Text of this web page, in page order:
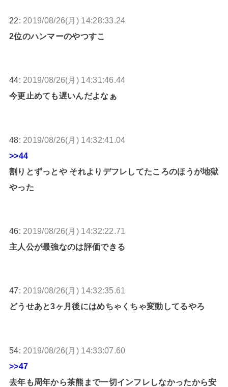
22: 2019/08/26(月) 14:28:33.24
2位のハンマーのやつすこ
44: 2019/08/26(月) 14:31:46.44
今更止めても遅いんだよなぁ
48: 2019/08/26(月) 14:32:41.04
>>44
割りとずっとや それよりデフレしてたころのほうが地獄
やった
46: 2019/08/26(月) 14:32:22.71
主人公が最強なのは評価できる
47: 2019/08/26(月) 14:32:35.61
どうせあと3ヶ月後にはめちゃくちゃ変動してるやろ
54: 2019/08/26(月) 14:33:07.60
>>47
去年も周年から茶熊まで一切インフレしなかったから安